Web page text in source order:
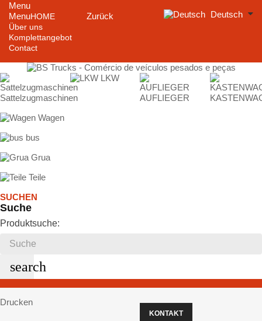
Menu
Menu
Zurück
HOME
Über uns
Komplettangebot
Contact
Deutsch
Sattelzugmaschinen
LKW
AUFLIEGER
Wagen
bus
Grua
Teile
SUCHEN
Suche
Produktsuche:
search
Drucken
KONTAKT